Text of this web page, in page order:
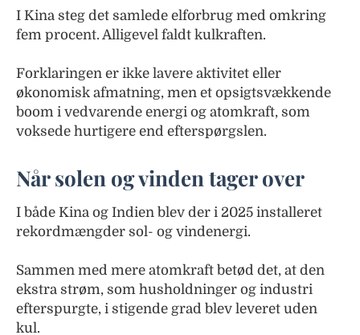
I Kina steg det samlede elforbrug med omkring
fem procent. Alligevel faldt kulkraften.
Forklaringen er ikke lavere aktivitet eller
økonomisk afmatning, men et opsigtsvækkende
boom i vedvarende energi og atomkraft, som
voksede hurtigere end efterspørgslen.
Når solen og vinden tager over
I både Kina og Indien blev der i 2025 installeret
rekordmængder sol- og vindenergi.
Sammen med mere atomkraft betød det, at den
ekstra strøm, som husholdninger og industri
efterspurgte, i stigende grad blev leveret uden
kul.